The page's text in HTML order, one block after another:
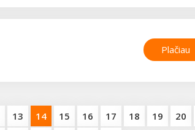
Plačiau
13 14 15 16 17 18 19 20